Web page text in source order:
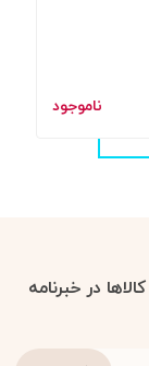
ناموجود
در خبرنامه